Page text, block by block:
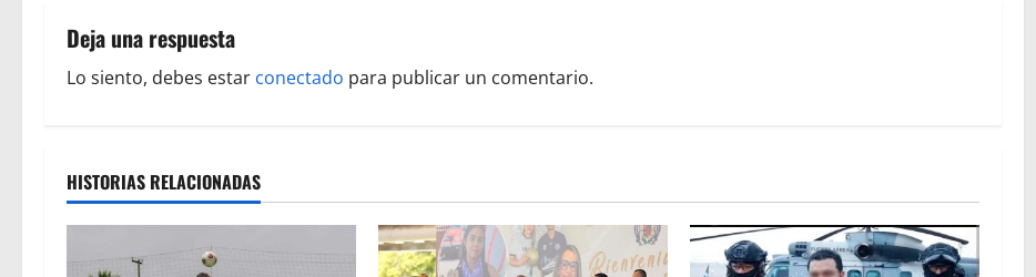
g
a
i
ó
n
Deja una respuesta
Lo siento, debes estar conectado para publicar un comentario.
HISTORIAS RELACIONADAS